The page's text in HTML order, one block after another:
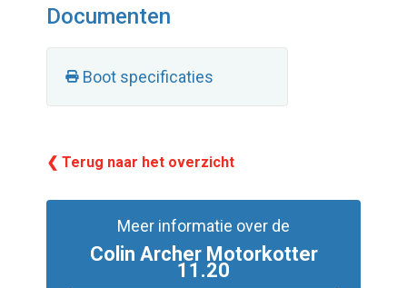
Documenten
Boot specificaties
❮ Terug naar het overzicht
Meer informatie over de
Colin Archer Motorkotter
11.20